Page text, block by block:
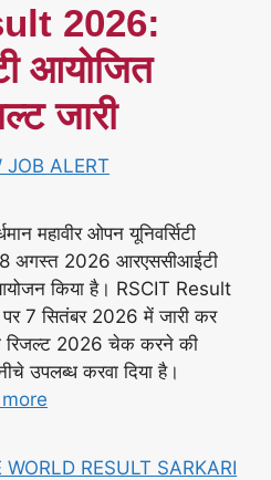
2026:
आयोजित
जारी
JOB ALERT
महावीर ओपन यूनिवर्सिटी
अगस्त 2026 आरएससीआईटी
किया है। RSCIT Result
7 सितंबर 2026 में जारी कर
रिजल्ट 2026 चेक करने की
उपलब्ध करवा दिया है।
RESULT SARKARI